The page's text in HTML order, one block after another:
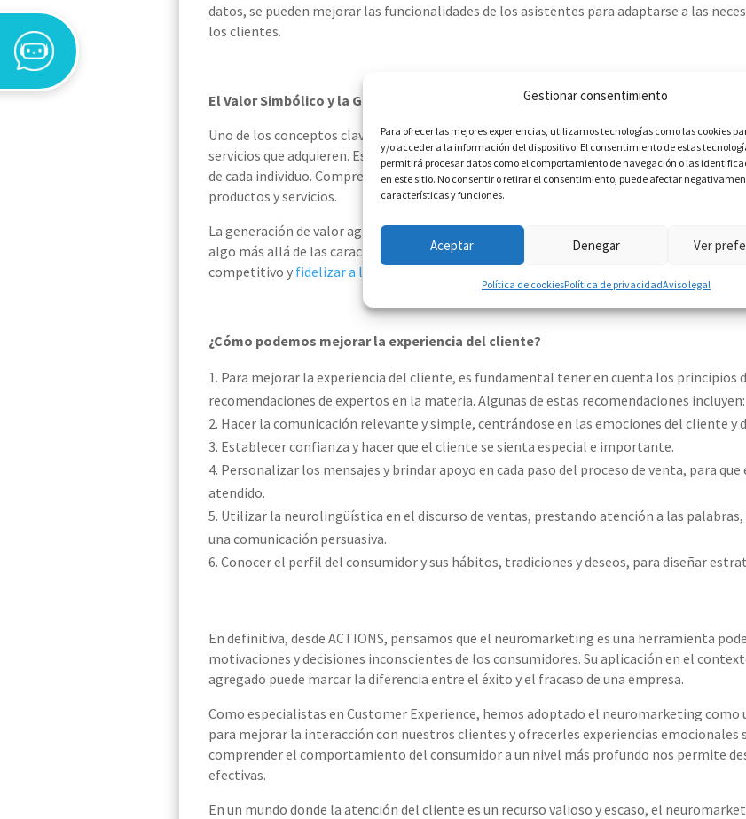
Gestionar consentimiento
Para ofrecer las mejores experiencias, utilizamos tecnologías como las cookies
y/o acceder a la información del dispositivo. El consentimiento de estas
permitirá procesar datos como el comportamiento de navegación o las
en este sitio. No consentir o retirar el consentimiento, puede afectar
características y funciones.
Aceptar Denegar Ver
Política de cookiesPolítica de privacidadAviso legal
datos, se pueden mejorar las funcionalidades de los asistentes para adaptarse a las
los clientes.
El Valor Simbólico y la Generación de Valor Agregado
Uno de los conceptos clave en el neuromarketing es el «valor simbólico» que los
servicios que adquieren. Este valor simbólico se construye a partir de la combinación de
de cada individuo. Comprender este aspecto permite a los vendedores enfocarse en la
productos y servicios.
La generación de valor agregado se basa en crear experiencias que conecten
algo más allá de las características técnicas del producto. Esta estrategia permite a las
competitivo y fidelizar a los clientesa largo plazo.
¿Cómo podemos mejorar la experiencia del cliente?
Para mejorar la experiencia del cliente, es fundamental tener en cuenta los principios
recomendaciones de expertos en la materia. Algunas de estas recomendaciones incluyen:
Hacer la comunicación relevante y simple, centrándose en las emociones del cliente y
Establecer confianza y hacer que el cliente se sienta especial e importante.
Personalizar los mensajes y brindar apoyo en cada paso del proceso de venta, para
atendido.
Utilizar la neurolingüística en el discurso de ventas, prestando atención a las
una comunicación persuasiva.
Conocer el perfil del consumidor y sus hábitos, tradiciones y deseos, para diseñar
En definitiva, desde ACTIONS, pensamos que el neuromarketing es una herramienta
motivaciones y decisiones inconscientes de los consumidores. Su aplicación en el
agregado puede marcar la diferencia entre el éxito y el fracaso de una empresa.
Como especialistas en Customer Experience, hemos adoptado el neuromarketing
para mejorar la interacción con nuestros clientes y ofrecerles experiencias emocionales
comprender el comportamiento del consumidor a un nivel más profundo nos permite
efectivas.
En un mundo donde la atención del cliente es un recurso valioso y escaso, el